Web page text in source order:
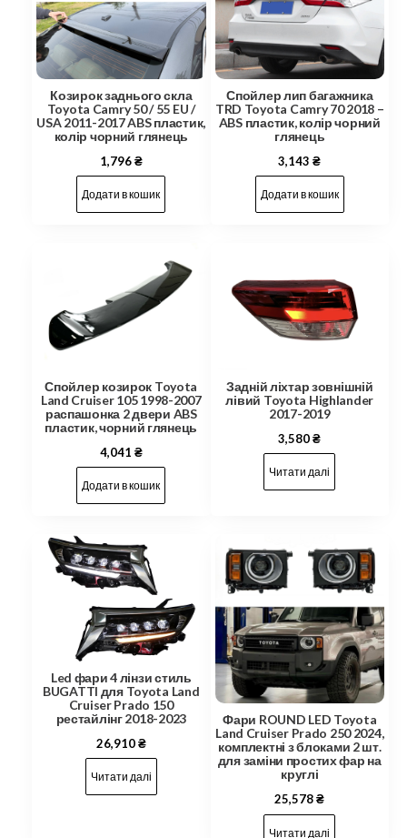
Козирок заднього скла
Toyota Camry 50 / 55 EU /
USA 2011-2017 ABS пластик,
колір чорний глянець
1,796₴
Додати в кошик
Спойлер лип багажника
TRD Toyota Camry 70 2018 –
ABS пластик, колір чорний
глянець
3,143₴
Додати в кошик
Спойлер козирок Toyota
Land Cruiser 105 1998-2007
распашонка 2 двери ABS
пластик, чорний глянець
4,041 ₴
Додати в кошик
Задній ліхтар зовнішній
лівий Toyota Highlander
2017-2019
3,580₴
Читати далі
Led фари 4 лінзи стиль
BUGATTI для Toyota Land
Cruiser Prado 150
рестайлінг 2018-2023
26,910₴
Читати далі
Фари ROUND LED Toyota
Land Cruiser Prado 250 2024,
комплектні з блоками 2 шт.
для заміни простих фар на
круглі
25,578₴
Читати далі